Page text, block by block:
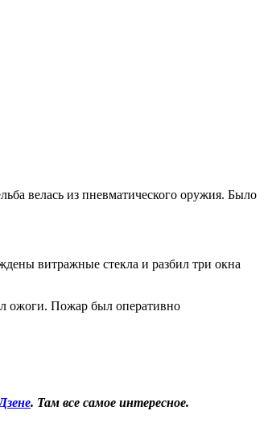
велась из пневматического оружия. Было
витражные стекла и разбил три окна
ожоги. Пожар был оперативно
. Там все самое интересное.